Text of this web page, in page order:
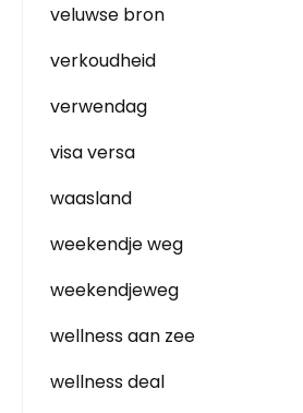
veluwse bron
verkoudheid
verwendag
visa versa
waasland
weekendje weg
weekendjeweg
wellness aan zee
wellness deal